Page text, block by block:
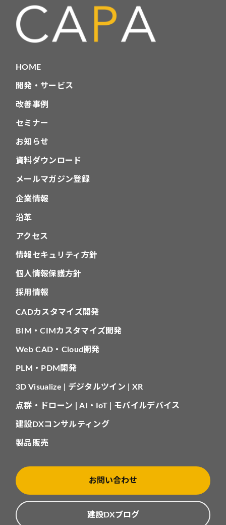
ー
シ
ンHOME
開発・サービス
改善事例
セミナー
お知らせ
資料ダウンロード
メールマガジン登録
企業情報
沿革
アクセス
情報セキュリティ方針
個人情報保護方針
採用情報
CADカスタマイズ開発
BIM・CIMカスタマイズ開発
Web CAD・Cloud開発
PLM・PDM開発
3D Visualize | デジタルツイン | XR
点群・ドローン | AI・IoT | モバイルデバイス
建設DXコンサルティング
製品販売
お問い合わせ
建設DXブログ